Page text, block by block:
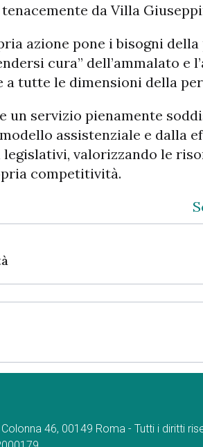
da Villa
azione pone i bisogni
cura” dell’ammalato e
a tutte le dimensioni della
un servizio pienamente
assistenziale e dalla
legislativi, valorizzando le
competitività.
46, 00149 Roma - Tutti i diritti